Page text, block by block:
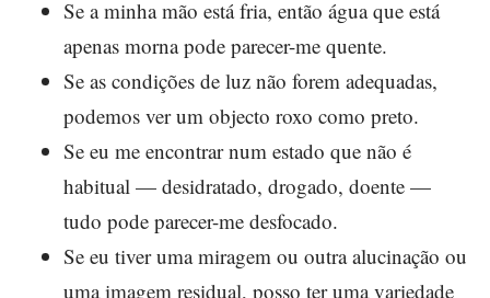
Se a minha mão está fria, então água que está
apenas morna pode parecer-me quente.
Se as condições de luz não forem adequadas,
podemos ver um objecto roxo como preto.
Se eu me encontrar num estado que não é
habitual — desidratado, drogado, doente —
tudo pode parecer-me desfocado.
Se eu tiver uma miragem ou outra alucinação ou
uma imagem residual, posso ter uma variedade